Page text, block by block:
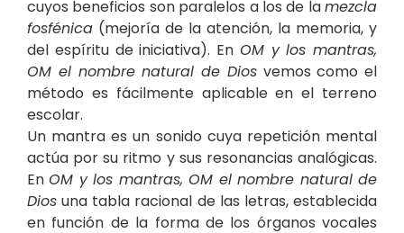
cuyos beneficios son paralelos a los de lamezcla
fosfénica (mejoría de la atención, la memoria, y
del espíritu de iniciativa). En OM y los mantras,
OM el nombre natural de Diosvemos como el
método es fácilmente aplicable en el terreno
escolar.
Un mantra es un sonido cuya repetición mental
actúa por su ritmo y sus resonancias analógicas.
EnOM y los mantras, OM el nombre natural de
Dios una tabla racional de las letras, establecida
en función de la forma de los órganos vocales